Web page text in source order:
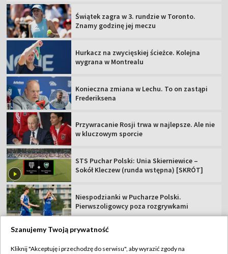
Świątek zagra w 3. rundzie w Toronto.
Znamy godzinę jej meczu
Hurkacz na zwycięskiej ścieżce. Kolejna
wygrana w Montrealu
Konieczna zmiana w Lechu. To on zastąpi
Frederiksena
Przywracanie Rosji trwa w najlepsze. Ale nie
w kluczowym sporcie
STS Puchar Polski: Unia Skierniewice –
Sokół Kleczew (runda wstępna) [SKRÓT]
Niespodzianki w Pucharze Polski.
Pierwszoligowcy poza rozgrywkami
Szanujemy Twoją prywatność
Kliknij "Akceptuję i przechodzę do serwisu", aby wyrazić zgody na